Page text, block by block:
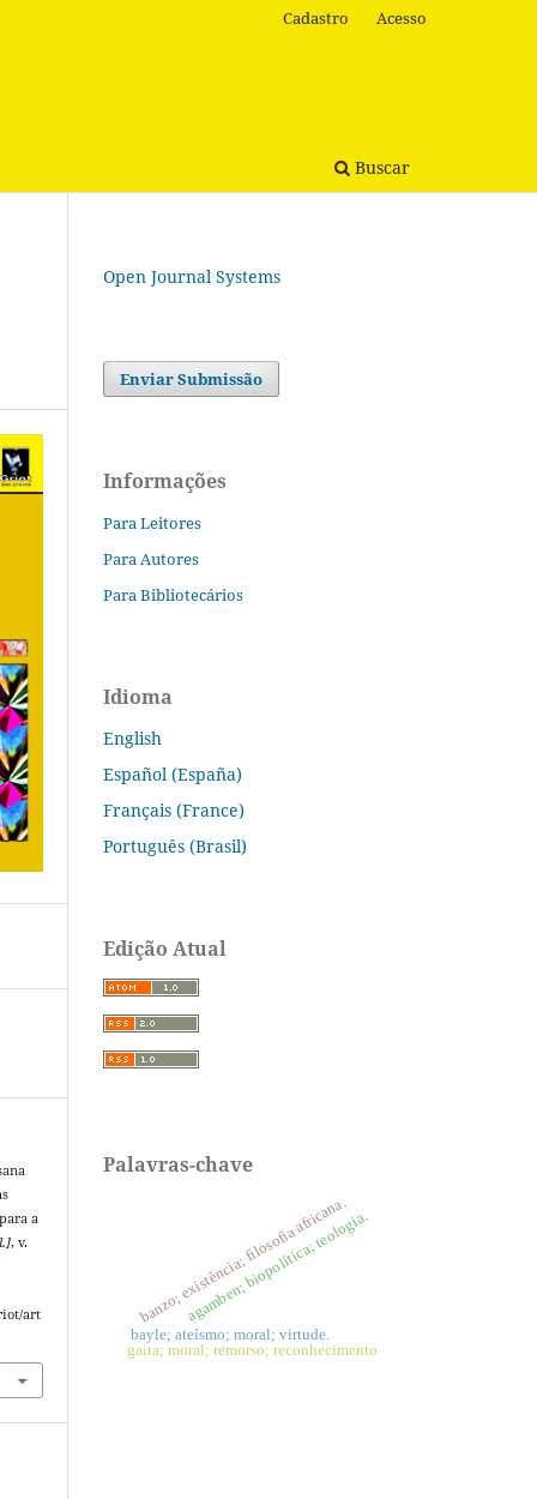
Buscar
Cadastro Acesso
a
, v.
art
Open Journal Systems
Enviar Submissão
Informações
Para Leitores
Para Autores
Para Bibliotecários
Idioma
English
Español (España)
Français (France)
Português (Brasil)
Edição Atual
Palavras-chave
banzo; existência; filosofia africana.
bayle; ateísmo; moral; virtude.
gaita; moral; remorso; reconhecimento
agamben; biopolítica; teologia.